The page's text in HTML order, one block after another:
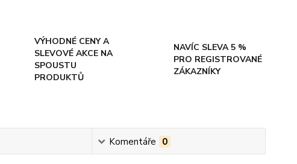
VÝHODNÉ CENY A
SLEVOVÉ AKCE NA
SPOUSTU
PRODUKTŮ
NAVÍC SLEVA 5 %
PRO REGISTROVANÉ
ZÁKAZNÍKY
Komentáře 0